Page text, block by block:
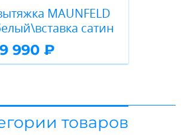
MAUNFELD
сатин
990 ₽
товаров